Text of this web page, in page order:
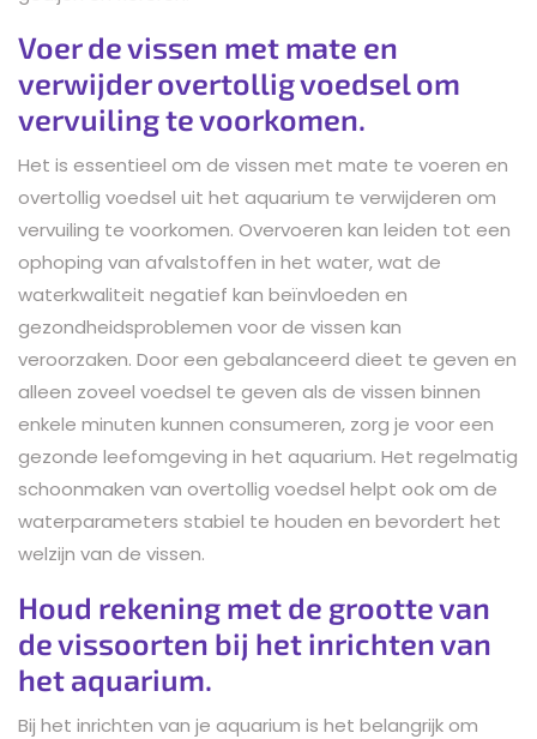
Voer de vissen met mate en
verwijder overtollig voedsel om
vervuiling te voorkomen.
Het is essentieel om de vissen met mate te voeren en
overtollig voedsel uit het aquarium te verwijderen om
vervuiling te voorkomen. Overvoeren kan leiden tot een
ophoping van afvalstoffen in het water, wat de
waterkwaliteit negatief kan beïnvloeden en
gezondheidsproblemen voor de vissen kan
veroorzaken. Door een gebalanceerd dieet te geven en
alleen zoveel voedsel te geven als de vissen binnen
enkele minuten kunnen consumeren, zorg je voor een
gezonde leefomgeving in het aquarium. Het regelmatig
schoonmaken van overtollig voedsel helpt ook om de
waterparameters stabiel te houden en bevordert het
welzijn van de vissen.
Houd rekening met de grootte van
de vissoorten bij het inrichten van
het aquarium.
Bij het inrichten van je aquarium is het belangrijk om